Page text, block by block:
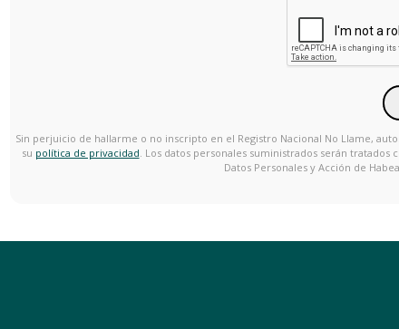
Sin perjuicio de hallarme o no inscripto en el Registro Nacional No Llame,
su política de privacidad. Los datos personales suministrados serán tratados
Datos Personales y Acción de